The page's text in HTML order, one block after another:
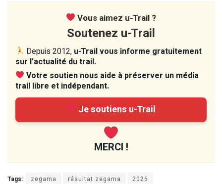
Vous aimez u-Trail ?
Soutenez u-Trail
Depuis 2012, u-Trail vous informe gratuitement
sur l’actualité du trail.
Votre soutien nous aide à préserver un média
trail libre et indépendant.
Je soutiens u-Trail
MERCI !
Tags: zegama résultat zegama
2026